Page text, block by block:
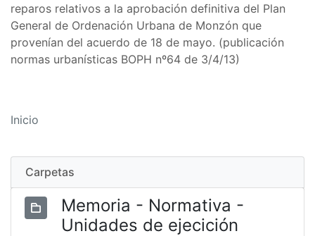
reparos relativos a la aprobación definitiva del Plan
General de Ordenación Urbana de Monzón que
provenían del acuerdo de 18 de mayo. (publicación
normas urbanísticas BOPH nº64 de 3/4/13)
Inicio
Carpetas
Memoria - Normativa -
Unidades de ejecición